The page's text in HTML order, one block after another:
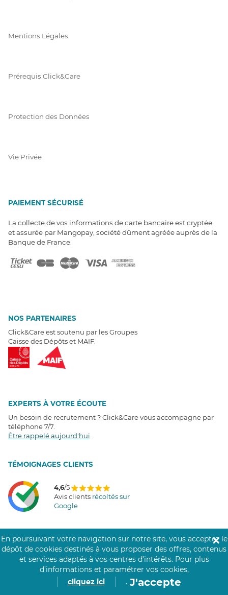
Mentions Légales
Prérequis Click&Care
Protection des Données
Vie Privée
PAIEMENT SÉCURISÉ
La collecte de vos informations de carte bancaire est cryptée
et assurée par Mangopay, société dûment agréée auprès de la
Banque de France.
NOS PARTENAIRES
Click&Care est soutenu par les Groupes
Caisse des Dépôts et MAIF.
EXPERTS À VOTRE ÉCOUTE
Un besoin de recrutement ? Click&Care vous accompagne par
téléphone 7/7
Être rappelé aujourd'hui
TÉMOIGNAGES CLIENTS
4,6/5
Avis clients récoltés sur
Google
COMMUNAUTÉ CLICK&CARE
En poursuivant votre navigation sur notre site, vous acceptez le
dépôt de cookies destinés à vous proposer des offres, contenus
et services adaptés à vos centres d’intérêts. Pour plus
d’informations et paramétrer vos cookies,
cliquez ici
. J'accepte
✕